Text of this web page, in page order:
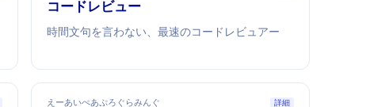
AIコードレビュー
24時間文句を言わない、最速のコードレビュアー
えーあいぺあぷろぐらみんぐ 詳細